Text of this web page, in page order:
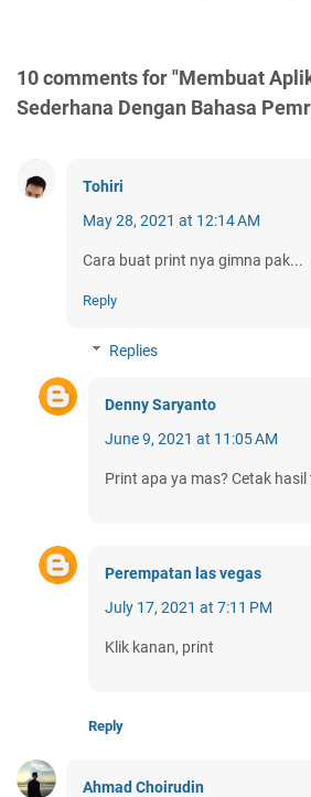
10 comments for "Membuat
Sederhana Dengan Bahasa
Tohiri
May 28, 2021 at 12:14 AM
Cara buat print nya gimna pak...
Reply
Replies
Denny Saryanto
June 9, 2021 at 11:05 AM
Print apa ya mas? Cetak
Perempatan las vegas
July 17, 2021 at 7:11 PM
Klik kanan, print
Reply
Ahmad Choirudin